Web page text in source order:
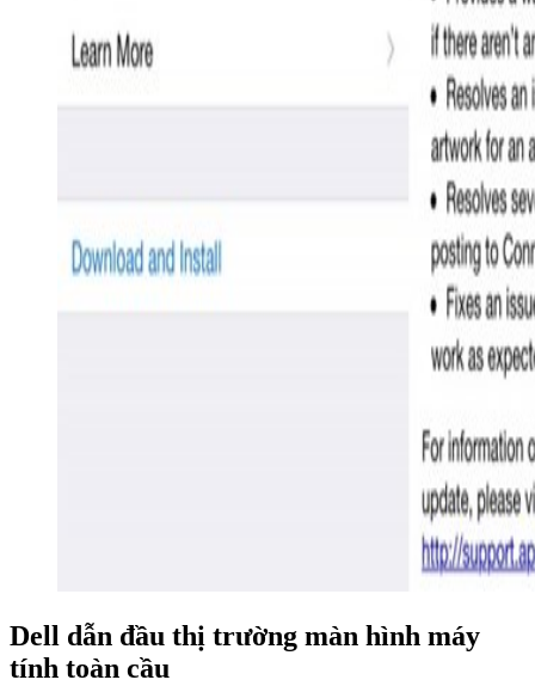
Dell dẫn đầu thị trường màn hình máy
tính toàn cầu